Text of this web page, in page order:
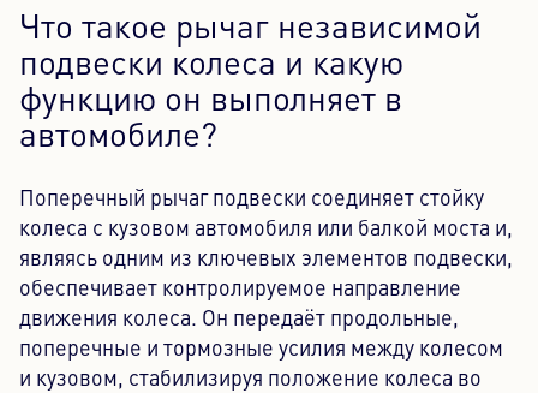
Что такое рычаг независимой
подвески колеса и какую
функцию он выполняет в
автомобиле?
Поперечный рычаг подвески соединяет стойку
колеса с кузовом автомобиля или балкой моста и,
являясь одним из ключевых элементов подвески,
обеспечивает контролируемое направление
движения колеса. Он передаёт продольные,
поперечные и тормозные усилия между колесом
и кузовом, стабилизируя положение колеса во